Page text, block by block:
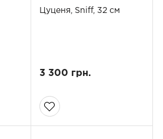
Цуценя, Sniff, 32 см
3 300 грн.